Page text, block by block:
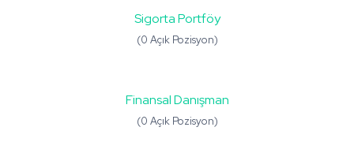
Sigorta Portföy
(0 Açık Pozisyon)
Finansal Danışman
(0 Açık Pozisyon)